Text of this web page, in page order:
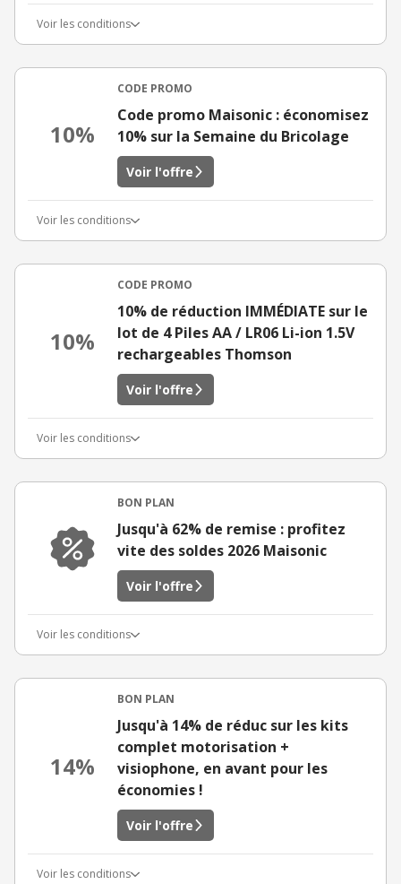
Voir les conditions
10%
CODE PROMO
Code promo Maisonic : économisez
10% sur la Semaine du Bricolage
Voir l'offre
Voir les conditions
10%
CODE PROMO
10% de réduction IMMÉDIATE sur le
lot de 4 Piles AA / LR06 Li-ion 1.5V
rechargeables Thomson
Voir l'offre
Voir les conditions
BON PLAN
Jusqu'à 62% de remise : profitez
vite des soldes 2026 Maisonic
Voir l'offre
Voir les conditions
14%
BON PLAN
Jusqu'à 14% de réduc sur les kits
complet motorisation +
visiophone, en avant pour les
économies !
Voir l'offre
Voir les conditions